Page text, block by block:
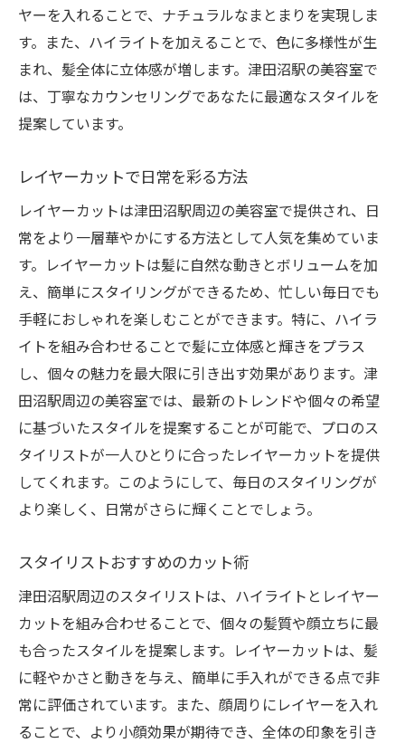
ヤーを入れることで、ナチュラルなまとまりを実現しま
す。また、ハイライトを加えることで、色に多様性が生
まれ、髪全体に立体感が増します。津田沼駅の美容室で
は、丁寧なカウンセリングであなたに最適なスタイルを
提案しています。
レイヤーカットで日常を彩る方法
レイヤーカットは津田沼駅周辺の美容室で提供され、日
常をより一層華やかにする方法として人気を集めていま
す。レイヤーカットは髪に自然な動きとボリュームを加
え、簡単にスタイリングができるため、忙しい毎日でも
手軽におしゃれを楽しむことができます。特に、ハイラ
イトを組み合わせることで髪に立体感と輝きをプラス
し、個々の魅力を最大限に引き出す効果があります。津
田沼駅周辺の美容室では、最新のトレンドや個々の希望
に基づいたスタイルを提案することが可能で、プロのス
タイリストが一人ひとりに合ったレイヤーカットを提供
してくれます。このようにして、毎日のスタイリングが
より楽しく、日常がさらに輝くことでしょう。
スタイリストおすすめのカット術
津田沼駅周辺のスタイリストは、ハイライトとレイヤー
カットを組み合わせることで、個々の髪質や顔立ちに最
も合ったスタイルを提案します。レイヤーカットは、髪
に軽やかさと動きを与え、簡単に手入れができる点で非
常に評価されています。また、顔周りにレイヤーを入れ
ることで、より小顔効果が期待でき、全体の印象を引き